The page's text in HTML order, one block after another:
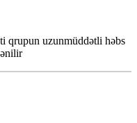
qrupun uzunmüddətli həbs